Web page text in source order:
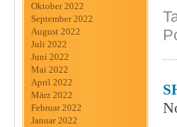
Oktober 2022
September 2022
August 2022
Juli 2022
Juni 2022
Mai 2022
April 2022
März 2022
Februar 2022
Januar 2022